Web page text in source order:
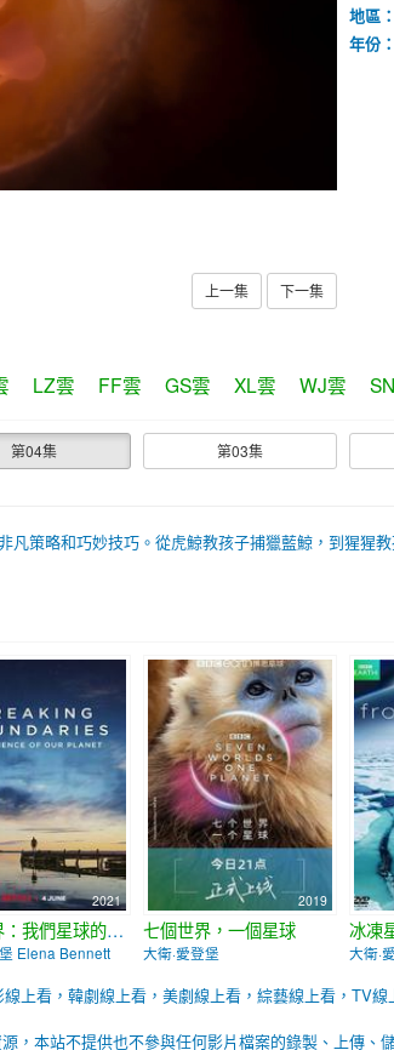
上一集 下一集
地區：
年份：
LZ雲 FF雲 GS雲 XL雲 WJ雲
第04集 第03集
策略和巧妙技巧。從虎鯨教孩子捕獵藍鯨，到猩猩
2021
打破邊界：我們星球的科學
Elena Bennett
2019
七個世界，一個星球
大衛·愛登堡
冰凍
大衛·
上看，韓劇線上看，美劇線上看，綜藝線上看，TV線
，本站不提供也不參與任何影片檔案的錄製、上傳、